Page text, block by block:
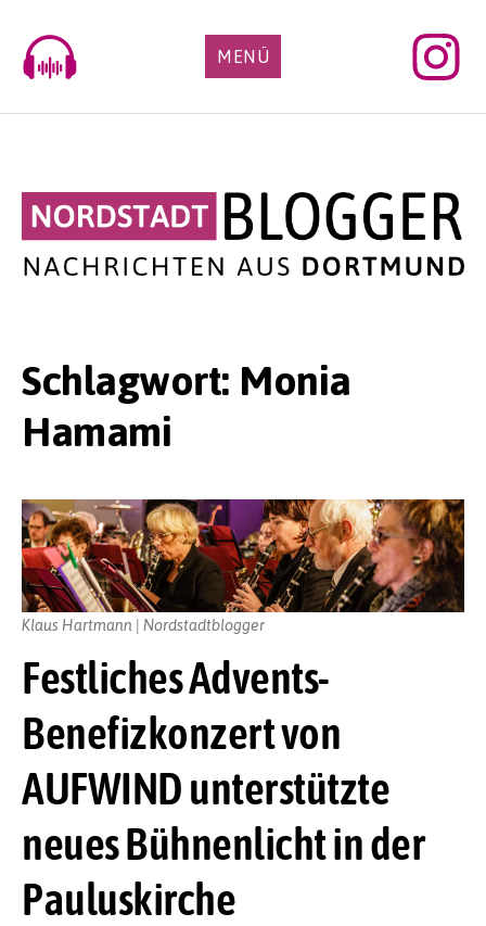
content
MENÜ
Schlagwort: Monia
Hamami
Festliches Advents-
Benefizkonzert von
AUFWIND unterstützte
neues Bühnenlicht in der
Pauluskirche
Klaus Hartmann | Nordstadtblogger